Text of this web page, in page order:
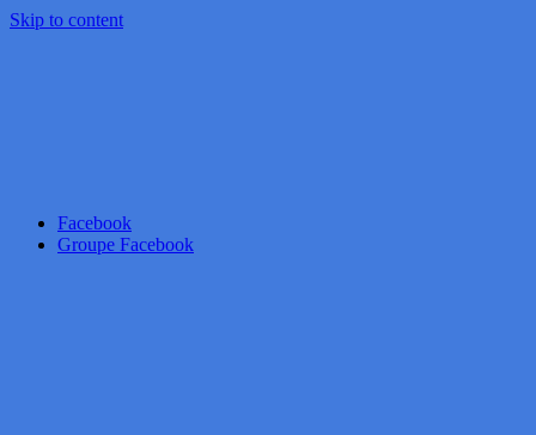
Skip to content
Facebook
Groupe Facebook